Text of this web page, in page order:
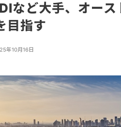
など大手、オー
目指す
年10月16日